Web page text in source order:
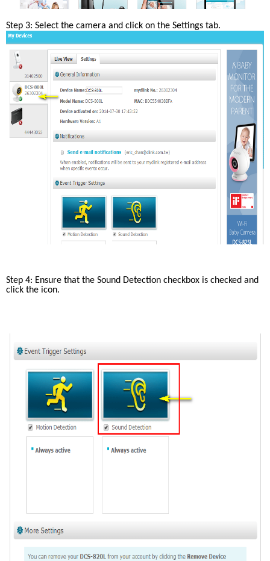
Step 3: Select the camera and click on the Settings tab.
Step 4: Ensure that the Sound Detection checkbox is checked and
click the icon.